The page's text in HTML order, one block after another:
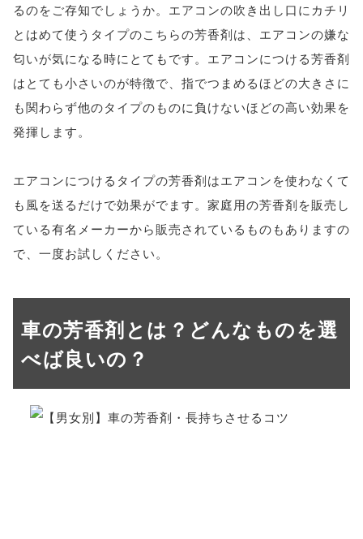
るのをご存知でしょうか。エアコンの吹き出し口にカチリ
とはめて使うタイプのこちらの芳香剤は、エアコンの嫌な
匂いが気になる時にとてもです。エアコンにつける芳香剤
はとても小さいのが特徴で、指でつまめるほどの大きさに
も関わらず他のタイプのものに負けないほどの高い効果を
発揮します。
エアコンにつけるタイプの芳香剤はエアコンを使わなくて
も風を送るだけで効果がでます。家庭用の芳香剤を販売し
ている有名メーカーから販売されているものもありますの
で、一度お試しください。
車の芳香剤とは？どんなものを選
べば良いの？